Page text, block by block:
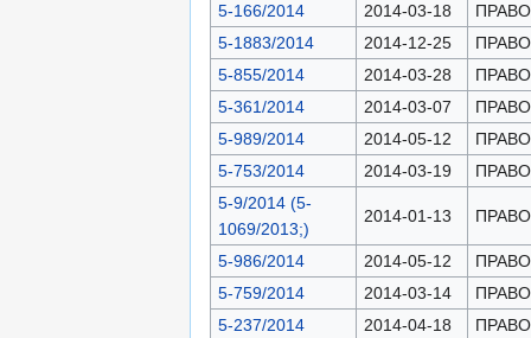
5-166/2014
2014-03-18
5-1883/2014
2014-12-25
5-855/2014
2014-03-28
5-361/2014
2014-03-07
5-989/2014
2014-05-12
5-753/2014
2014-03-19
5-9/2014 (5-
1069/2013;)
2014-01-13
5-986/2014 2014-05-12
5-759/2014
2014-03-14
5-237/2014
2014-04-18